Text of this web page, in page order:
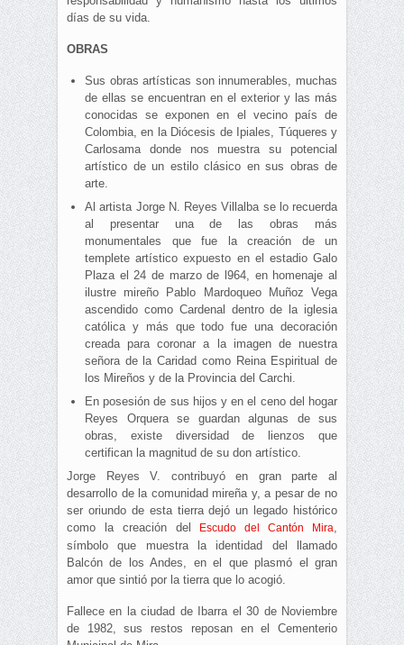
días de su vida.
OBRAS
Sus obras artísticas son innumerables, muchas
de ellas se encuentran en el exterior y las más
conocidas se exponen en el vecino país de
Colombia, en la Diócesis de Ipiales, Túqueres y
Carlosama donde nos muestra su potencial
artístico de un estilo clásico en sus obras de
arte.
Al artista Jorge N. Reyes Villalba se lo recuerda
al presentar una de las obras más
monumentales que fue la creación de un
templete artístico expuesto en el estadio Galo
Plaza el 24 de marzo de l964, en homenaje al
ilustre mireño Pablo Mardoqueo Muñoz Vega
ascendido como Cardenal dentro de la iglesia
católica y más que todo fue una decoración
creada para coronar a la imagen de nuestra
señora de la Caridad como Reina Espiritual de
los Mireños y de la Provincia del Carchi.
En posesión de sus hijos y en el ceno del hogar
Reyes Orquera se guardan algunas de sus
obras, existe diversidad de lienzos que
certifican la magnitud de su don artístico.
Jorge Reyes V. contribuyó en gran parte al
desarrollo de la comunidad mireña y, a pesar de no
ser oriundo de esta tierra dejó un legado histórico
como la creación del Escudo del Cantón Mira
símbolo que muestra la identidad del llamado
Balcón de los Andes, en el que plasmó el gran
amor que sintió por la tierra que lo acogió.
Fallece en la ciudad de Ibarra el 30 de Noviembre
de 1982, sus restos reposan en el Cementerio